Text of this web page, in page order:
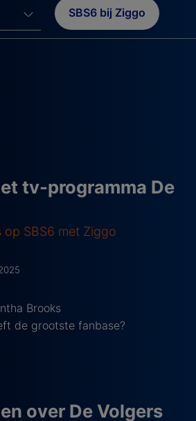
SBS6 bij Ziggo
tv-programma De
op SBS6 met Ziggo
Brooks
de grootste fanbase?
over De Volgers